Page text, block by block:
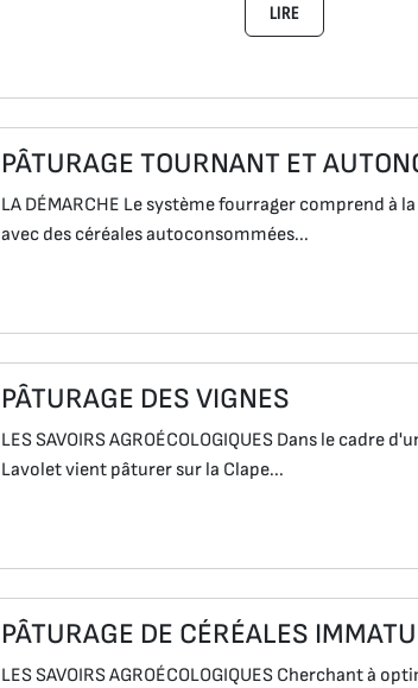
LIRE
PÂTURAGE TOURNANT ET
LA DÉMARCHE Le système fourrager comprend
avec des céréales autoconsommées...
PÂTURAGE DES VIGNES
LES SAVOIRS AGROÉCOLOGIQUES Dans le
Lavolet vient pâturer sur la Clape...
PÂTURAGE DE CÉRÉALES
LES SAVOIRS AGROÉCOLOGIQUES Cherchant